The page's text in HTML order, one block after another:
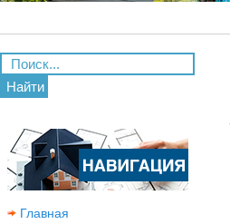
Найти
Главная